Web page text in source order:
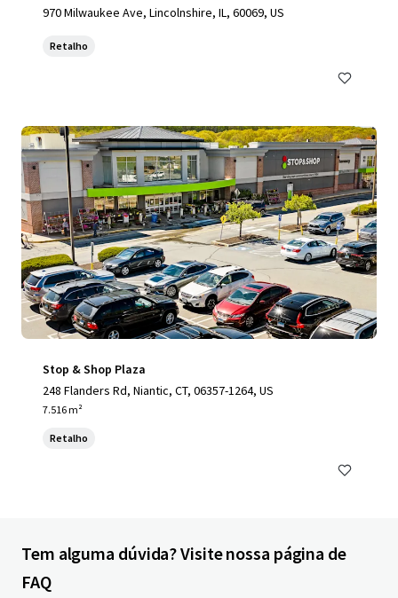
970 Milwaukee Ave, Lincolnshire, IL, 60069, US
Retalho
Stop & Shop Plaza
248 Flanders Rd, Niantic, CT, 06357-1264, US
7.516 m²
Retalho
Tem alguma dúvida? Visite nossa página de
FAQ